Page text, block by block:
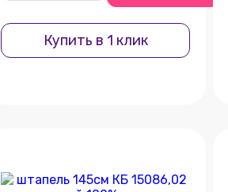
Купить в 1 клик